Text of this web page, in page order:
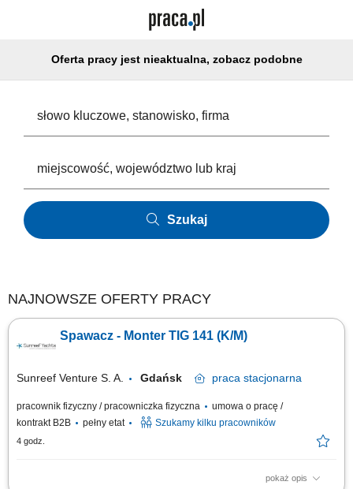
Oferta pracy jest nieaktualna, zobacz podobne
Szukaj
NAJNOWSZE OFERTY PRACY
Spawacz - Monter TIG 141 (K/M)
Sunreef Venture S. A. Gdańsk praca stacjonarna
pracownik fizyczny / pracowniczka fizyczna
umowa o pracę /
kontrakt B2B
pełny etat Szukamy kilku pracowników
4 godz.
pokaż opis